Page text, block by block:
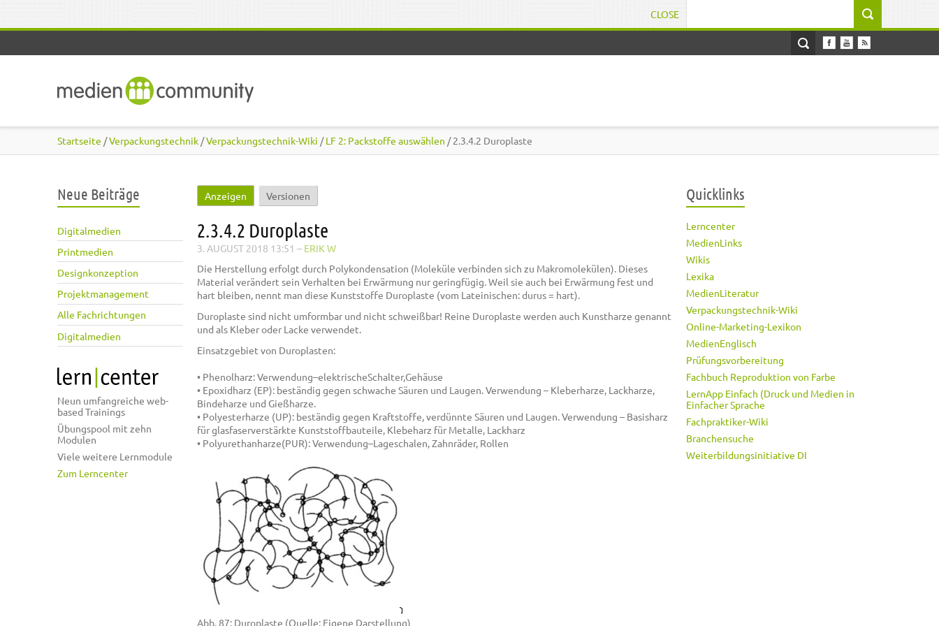
CLOSE
Startseite /Verpackungstechnik /Verpackungstechnik-Wiki /LF 2: Packstoffe auswählen / 2.3.4.2 Duroplaste
Neue Beiträge
Digitalmedien
Printmedien
Designkonzeption
Projektmanagement
Alle Fachrichtungen
Digitalmedien
Neun umfangreiche web-
based Trainings
Übungspool mit zehn
Modulen
Viele weitere Lernmodule
Zum Lerncenter
Haupt-Reiter
Anzeigen (aktiver Reiter)
Versionen
2.3.4.2 Duroplaste
3. AUGUST 2018 13:51 – ERIK W
Die Herstellung erfolgt durch Polykondensation (Moleküle verbinden sich zu Makromolekülen). Dieses
Material verändert sein Verhalten bei Erwärmung nur geringfügig. Weil sie auch bei Erwärmung fest und
hart bleiben, nennt man diese Kunststoffe Duroplaste (vom Lateinischen: durus = hart).
Duroplaste sind nicht umformbar und nicht schweißbar! Reine Duroplaste werden auch Kunstharze genannt
und als Kleber oder Lacke verwendet.
Einsatzgebiet von Duroplasten:
• Phenolharz: Verwendung–elektrischeSchalter,Gehäuse
• Epoxidharz (EP): beständig gegen schwache Säuren und Laugen. Verwendung – Kleberharze, Lackharze,
Bindeharze und Gießharze.
• Polyesterharze (UP): beständig gegen Kraftstoffe, verdünnte Säuren und Laugen. Verwendung – Basisharz
für glasfaserverstärkte Kunststoffbauteile, Klebeharz für Metalle, Lackharz
• Polyurethanharze(PUR): Verwendung–Lageschalen, Zahnräder, Rollen
Abb. 87: Duroplaste (Quelle: Eigene Darstellung)
Quicklinks
Lerncenter
MedienLinks
Wikis
Lexika
MedienLiteratur
Verpackungstechnik-Wiki
Online-Marketing-Lexikon
MedienEnglisch
Prüfungsvorbereitung
Fachbuch Reproduktion von Farbe
LernApp Einfach (Druck und Medien in
Einfacher Sprache
Fachpraktiker-Wiki
Branchensuche
Weiterbildungsinitiative DI